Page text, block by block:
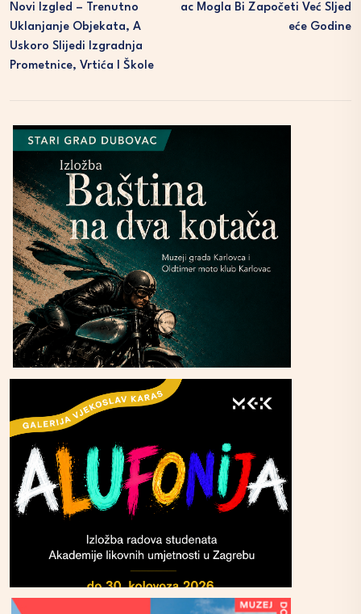
Novi Izgled – Trenutno
Uklanjanje Objekata, A
Uskoro Slijedi Izgradnja
Prometnice, Vrtića I Škole
Ac Mogla Bi Započeti Već Sljed
Eće Godine